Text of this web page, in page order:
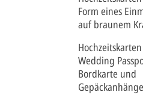
Form eines
auf braunem
Wedding
Bordkarte und